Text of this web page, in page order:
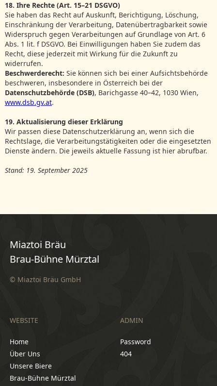
18. Ihre Rechte (Art. 15–21 DSGVO)
Sie haben das Recht auf Auskunft, Berichtigung, Löschung,
Einschränkung der Verarbeitung, Datenübertragbarkeit sowie
Widerspruch gegen Verarbeitungen auf Grundlage von Art. 6
Abs. 1 lit. f DSGVO. Bei Einwilligungen haben Sie zudem das
Recht, diese jederzeit mit Wirkung für die Zukunft zu
widerrufen.
Beschwerderecht: Sie können sich bei einer Aufsichtsbehörde
beschweren, insbesondere in Österreich bei der
Datenschutzbehörde (DSB), Barichgasse 40–42, 1030 Wien,
www.dsb.gv.at.
19. Aktualisierung dieser Erklärung
Wir passen diese Datenschutzerklärung an, wenn sich die
Rechtslage, die Verarbeitungstätigkeiten oder die eingesetzten
Dienste ändern. Die jeweils aktuelle Fassung ist hier abrufbar.
Stand: 19. September 2025
Miaztoi Bräu
Brau-Bühne Mürztal
© Miaztoi Bräu GmbH
WEBSITE
Home
Über Uns
Unsere Biere
Brau-Bühne Mürztal
ADMIN
Password
404